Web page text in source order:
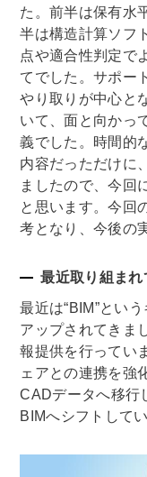
た。前半は保有水
半は構造計算ソフ
点や適合性判定で
てでした。サポー
やり取りが中心と
いて、面と向かっ
義でした。時間的
内容だっただけに
ましたので、今回
と思います。今回
考となり、今後の
最近取り組まれ
最近は“BIM”とい
アップされてきま
報提供を行ってい
ェアとの連携を強
CADデータへ移行
BIMへシフトして